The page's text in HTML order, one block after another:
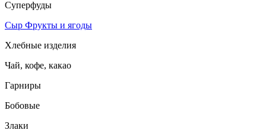
Суперфуды
Сыр Фрукты и ягоды
Хлебные изделия
Чай, кофе, какао
Гарниры
Бобовые
Злаки